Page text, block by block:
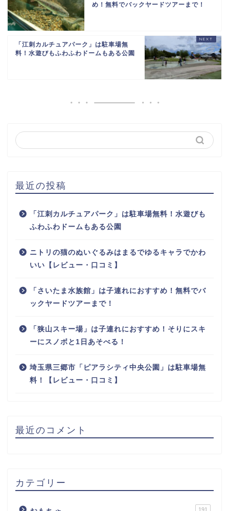
め！無料でバックヤードツアーまで！
「江刺カルチュアパーク」は駐車場無
料！水遊びもふわふわドームもある公園
最近の投稿
「江刺カルチュアパーク」は駐車場無料！水遊びも
ふわふわドームもある公園
ニトリの猫のぬいぐるみはまるでゆるキャラでかわ
いい【レビュー・口コミ】
「さいたま水族館」は子連れにおすすめ！無料でバ
ックヤードツアーまで！
「狭山スキー場」は子連れにおすすめ！そりにスキ
ーにスノボと1日あそべる！
埼玉県三郷市「ピアラシティ中央公園」は駐車場無
料！【レビュー・口コミ】
最近のコメント
カテゴリー
191